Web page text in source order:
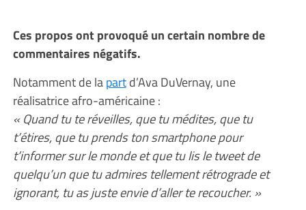
Ces propos ont provoqué un certain nombre de
commentaires négatifs.
Notamment de lapartd’Ava DuVernay, une
réalisatrice afro-américaine :
« Quand tu te réveilles, que tu médites, que tu
t’étires, que tu prends ton smartphone pour
t’informer sur le monde et que tu lis le tweet de
quelqu’un que tu admires tellement rétrograde et
ignorant, tu as juste envie d’aller te recoucher. »